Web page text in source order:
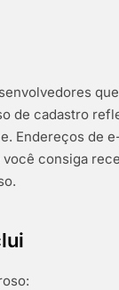
de cadastro
Endereços de
consiga